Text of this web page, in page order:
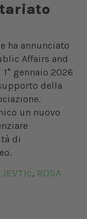
ha annunciato
Affairs and
gennaio 2026
della
un nuovo
di
, ROSA